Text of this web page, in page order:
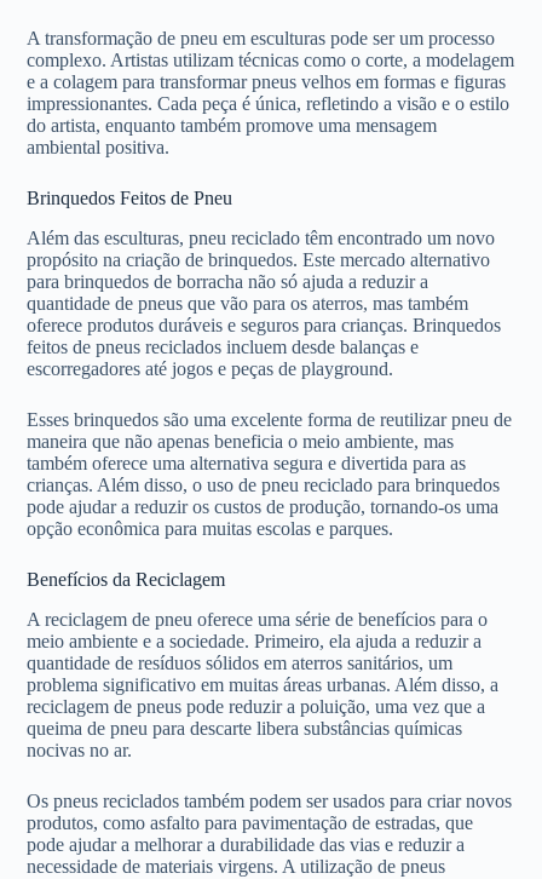
A transformação de pneu em esculturas pode ser um processo
complexo. Artistas utilizam técnicas como o corte, a modelagem
e a colagem para transformar pneus velhos em formas e figuras
impressionantes. Cada peça é única, refletindo a visão e o estilo
do artista, enquanto também promove uma mensagem
ambiental positiva.
Brinquedos Feitos de Pneu
Além das esculturas, pneu reciclado têm encontrado um novo
propósito na criação de brinquedos. Este mercado alternativo
para brinquedos de borracha não só ajuda a reduzir a
quantidade de pneus que vão para os aterros, mas também
oferece produtos duráveis e seguros para crianças. Brinquedos
feitos de pneus reciclados incluem desde balanças e
escorregadores até jogos e peças de playground.
Esses brinquedos são uma excelente forma de reutilizar pneu de
maneira que não apenas beneficia o meio ambiente, mas
também oferece uma alternativa segura e divertida para as
crianças. Além disso, o uso de pneu reciclado para brinquedos
pode ajudar a reduzir os custos de produção, tornando-os uma
opção econômica para muitas escolas e parques.
Benefícios da Reciclagem
A reciclagem de pneu oferece uma série de benefícios para o
meio ambiente e a sociedade. Primeiro, ela ajuda a reduzir a
quantidade de resíduos sólidos em aterros sanitários, um
problema significativo em muitas áreas urbanas. Além disso, a
reciclagem de pneus pode reduzir a poluição, uma vez que a
queima de pneu para descarte libera substâncias químicas
nocivas no ar.
Os pneus reciclados também podem ser usados para criar novos
produtos, como asfalto para pavimentação de estradas, que
pode ajudar a melhorar a durabilidade das vias e reduzir a
necessidade de materiais virgens. A utilização de pneus